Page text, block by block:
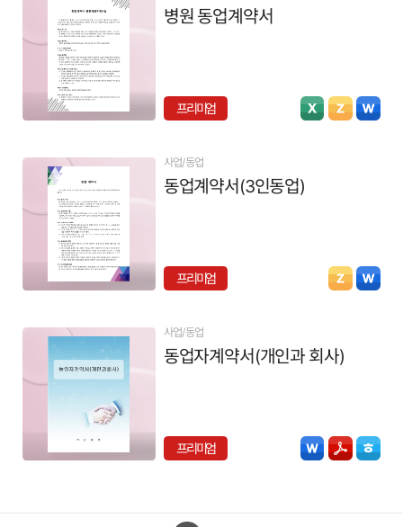
병원 동업계약서
프리미엄
사업/동업
동업계약서(3인동업)
프리미엄
사업/동업
동업자계약서(개인과 회사)
프리미엄